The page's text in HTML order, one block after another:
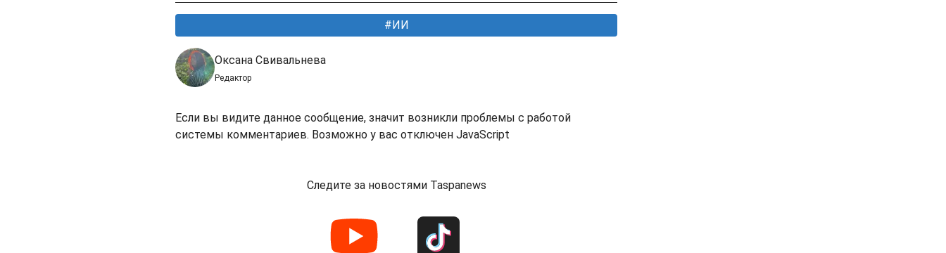
ИИ
Оксана Свивальнева
Редактор
Если вы видите данное сообщение, значит возникли проблемы с работой
системы комментариев. Возможно у вас отключен JavaScript
Следите за новостями Taspanews